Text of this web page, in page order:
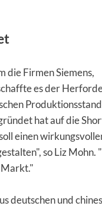
die Firmen Siemens,
es der
hat auf die
einen
so Liz Mohn.
Markt."
deutschen und